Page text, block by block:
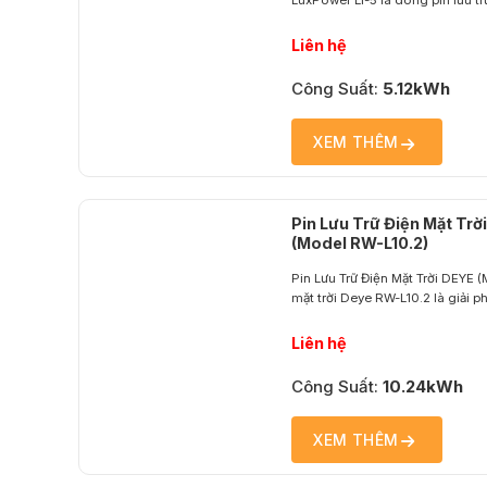
Liên hệ
Công Suất: 5.12kWh
XEM THÊM
toàn cao, tuổi thọ bền bỉ và
Pin Lưu Trữ Điện Mặt
(Model RW-L10.2)
Liên hệ
Công Suất:10.24kWh
XEM THÊM
Pin Lưu Trữ Điện Mặt Trời DEYE
mặt trời Deye RW-L10.2 là giải
dung lượng 10.24 kWh. RW-
minh, đảm bảo an toàn trong